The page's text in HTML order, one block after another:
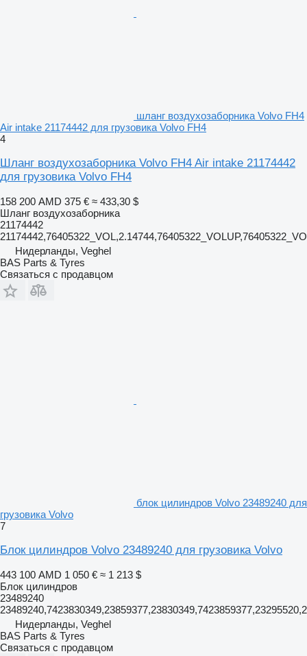
шланг воздухозаборника Volvo FH4
Air intake 21174442 для грузовика Volvo FH4
4
Шланг воздухозаборника Volvo FH4 Air intake 21174442
для грузовика Volvo FH4
158 200 AMD 375 € ≈ 433,30 $
Шланг воздухозаборника
21174442
Нидерланды, Veghel
BAS Parts & Tyres
Связаться с продавцом
блок цилиндров Volvo 23489240 для
грузовика Volvo
7
Блок цилиндров Volvo 23489240 для грузовика Volvo
443 100 AMD 1 050 € ≈ 1 213 $
Блок цилиндров
23489240
Нидерланды, Veghel
BAS Parts & Tyres
Связаться с продавцом